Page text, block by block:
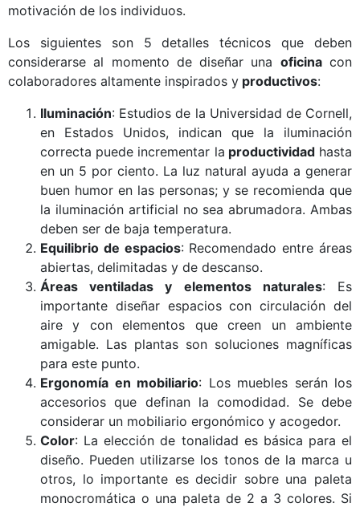
motivación de los individuos.
Los siguientes son 5 detalles técnicos que deben
considerarse al momento de diseñar una oficinacon
colaboradores altamente inspirados y productivos:
Iluminación: Estudios de la Universidad de Cornell,
en Estados Unidos, indican que la iluminación
correcta puede incrementar la productividadhasta
en un 5 por ciento. La luz natural ayuda a generar
buen humor en las personas; y se recomienda que
la iluminación artificial no sea abrumadora. Ambas
deben ser de baja temperatura.
Equilibrio de espacios: Recomendado entre áreas
abiertas, delimitadas y de descanso.
Áreas ventiladas y elementos naturales: Es
importante diseñar espacios con circulación del
aire y con elementos que creen un ambiente
amigable. Las plantas son soluciones magníficas
para este punto.
Ergonomía en mobiliario: Los muebles serán los
accesorios que definan la comodidad. Se debe
considerar un mobiliario ergonómico y acogedor.
Color: La elección de tonalidad es básica para el
diseño. Pueden utilizarse los tonos de la marca u
otros, lo importante es decidir sobre una paleta
monocromática o una paleta de 2 a 3 colores. Si